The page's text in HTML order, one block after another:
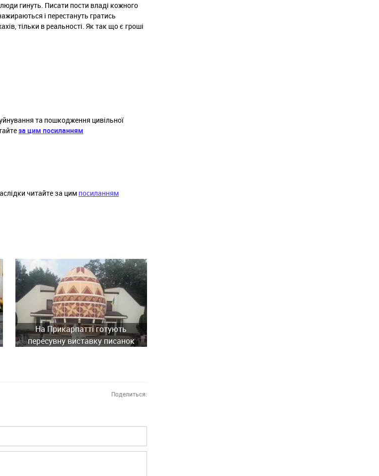
гинуть. Писати пости владі кожного
і перестануть гратись
тільки в реальності. Як так що є гроші
та пошкодження цивільної
за цим посиланням
читайте за цим посиланням
На Прикарпатті готують
пересувну виставку писанок
Поделиться: